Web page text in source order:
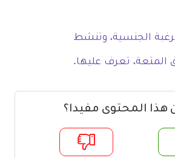
الجنسية، وتنشط
المتعة، تعرف عليها.
هذا المحتوى مفيدا؟